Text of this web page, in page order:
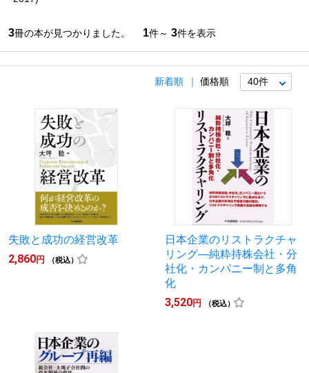
3冊の本が見つかりました。 1件～ 3件を表示
新着順 価格順
失敗と成功の経営改革
2,860円 （税込）
日本企業のリストラクチャ
リング―純粋持株会社・分
社化・カンパニー制と多角
化
3,520円 （税込）